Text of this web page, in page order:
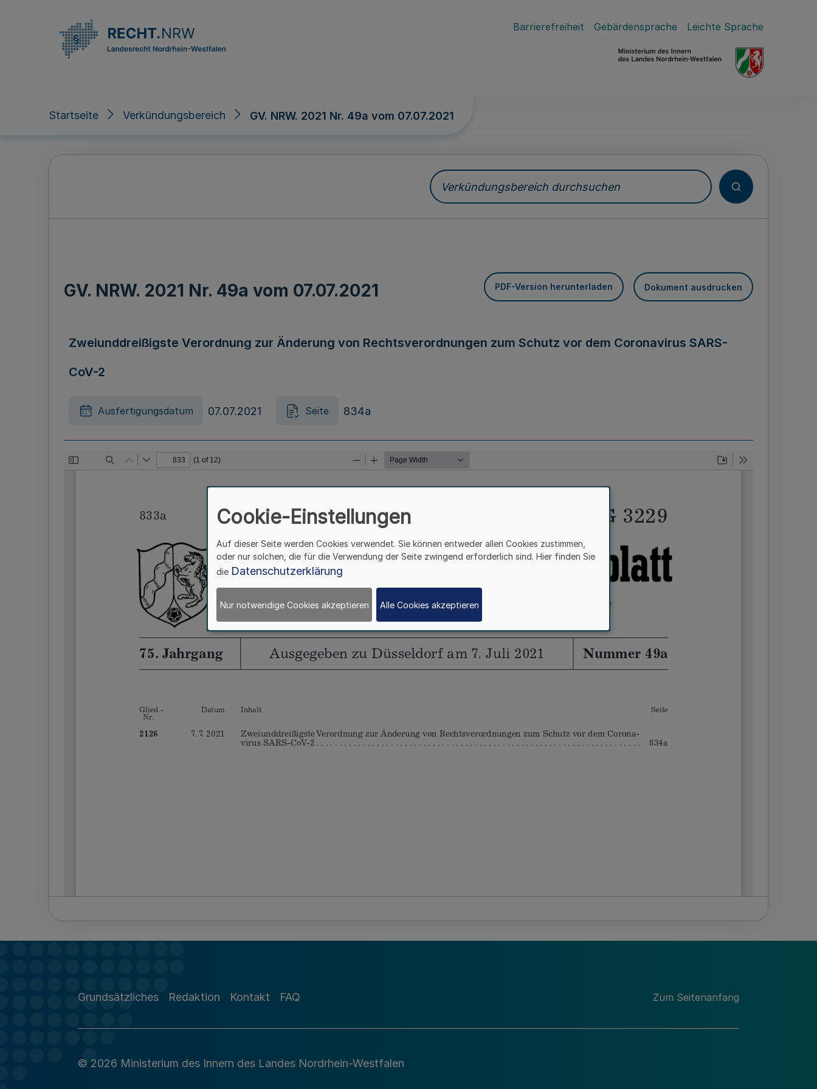
Barrierefreiheit Gebärdensprache Leichte Sprache
Startseite Verkündungsbereich GV. NRW. 2021 Nr. 49a vom 07.07.2021
Verkündungsbereich durchsuchen
GV. NRW. 2021 Nr. 49a vom 07.07.2021 PDF-Version herunterladen Dokument ausdrucken
Zweiunddreißigste Verordnung zur Änderung von Rechtsverordnungen zum Schutz vor dem Coronavirus SARS-
CoV-2
Ausfertigungsdatum 07.07.2021 Seite 834a
Grundsätzliches Redaktion Kontakt FAQ Zum Seitenanfang
© 2026 Ministerium des Innern des Landes Nordrhein-Westfalen
Cookie-Einstellungen
Auf dieser Seite werden Cookies verwendet. Sie können entweder allen Cookies zustimmen,
oder nur solchen, die für die Verwendung der Seite zwingend erforderlich sind. Hier finden Sie
die Datenschutzerklärung
Nur notwendige Cookies akzeptieren Alle Cookies akzeptieren